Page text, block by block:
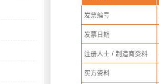
发票编号
发票日期
注册人士 / 制造商资料
买方资料